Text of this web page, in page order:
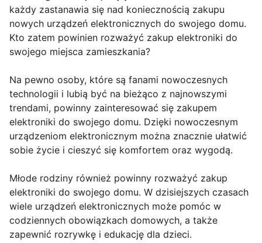
każdy zastanawia się nad koniecznością zakupu
nowych urządzeń elektronicznych do swojego domu.
Kto zatem powinien rozważyć zakup elektroniki do
swojego miejsca zamieszkania?
Na pewno osoby, które są fanami nowoczesnych
technologii i lubią być na bieżąco z najnowszymi
trendami, powinny zainteresować się zakupem
elektroniki do swojego domu. Dzięki nowoczesnym
urządzeniom elektronicznym można znacznie ułatwić
sobie życie i cieszyć się komfortem oraz wygodą.
Młode rodziny również powinny rozważyć zakup
elektroniki do swojego domu. W dzisiejszych czasach
wiele urządzeń elektronicznych może pomóc w
codziennych obowiązkach domowych, a także
zapewnić rozrywkę i edukację dla dzieci.